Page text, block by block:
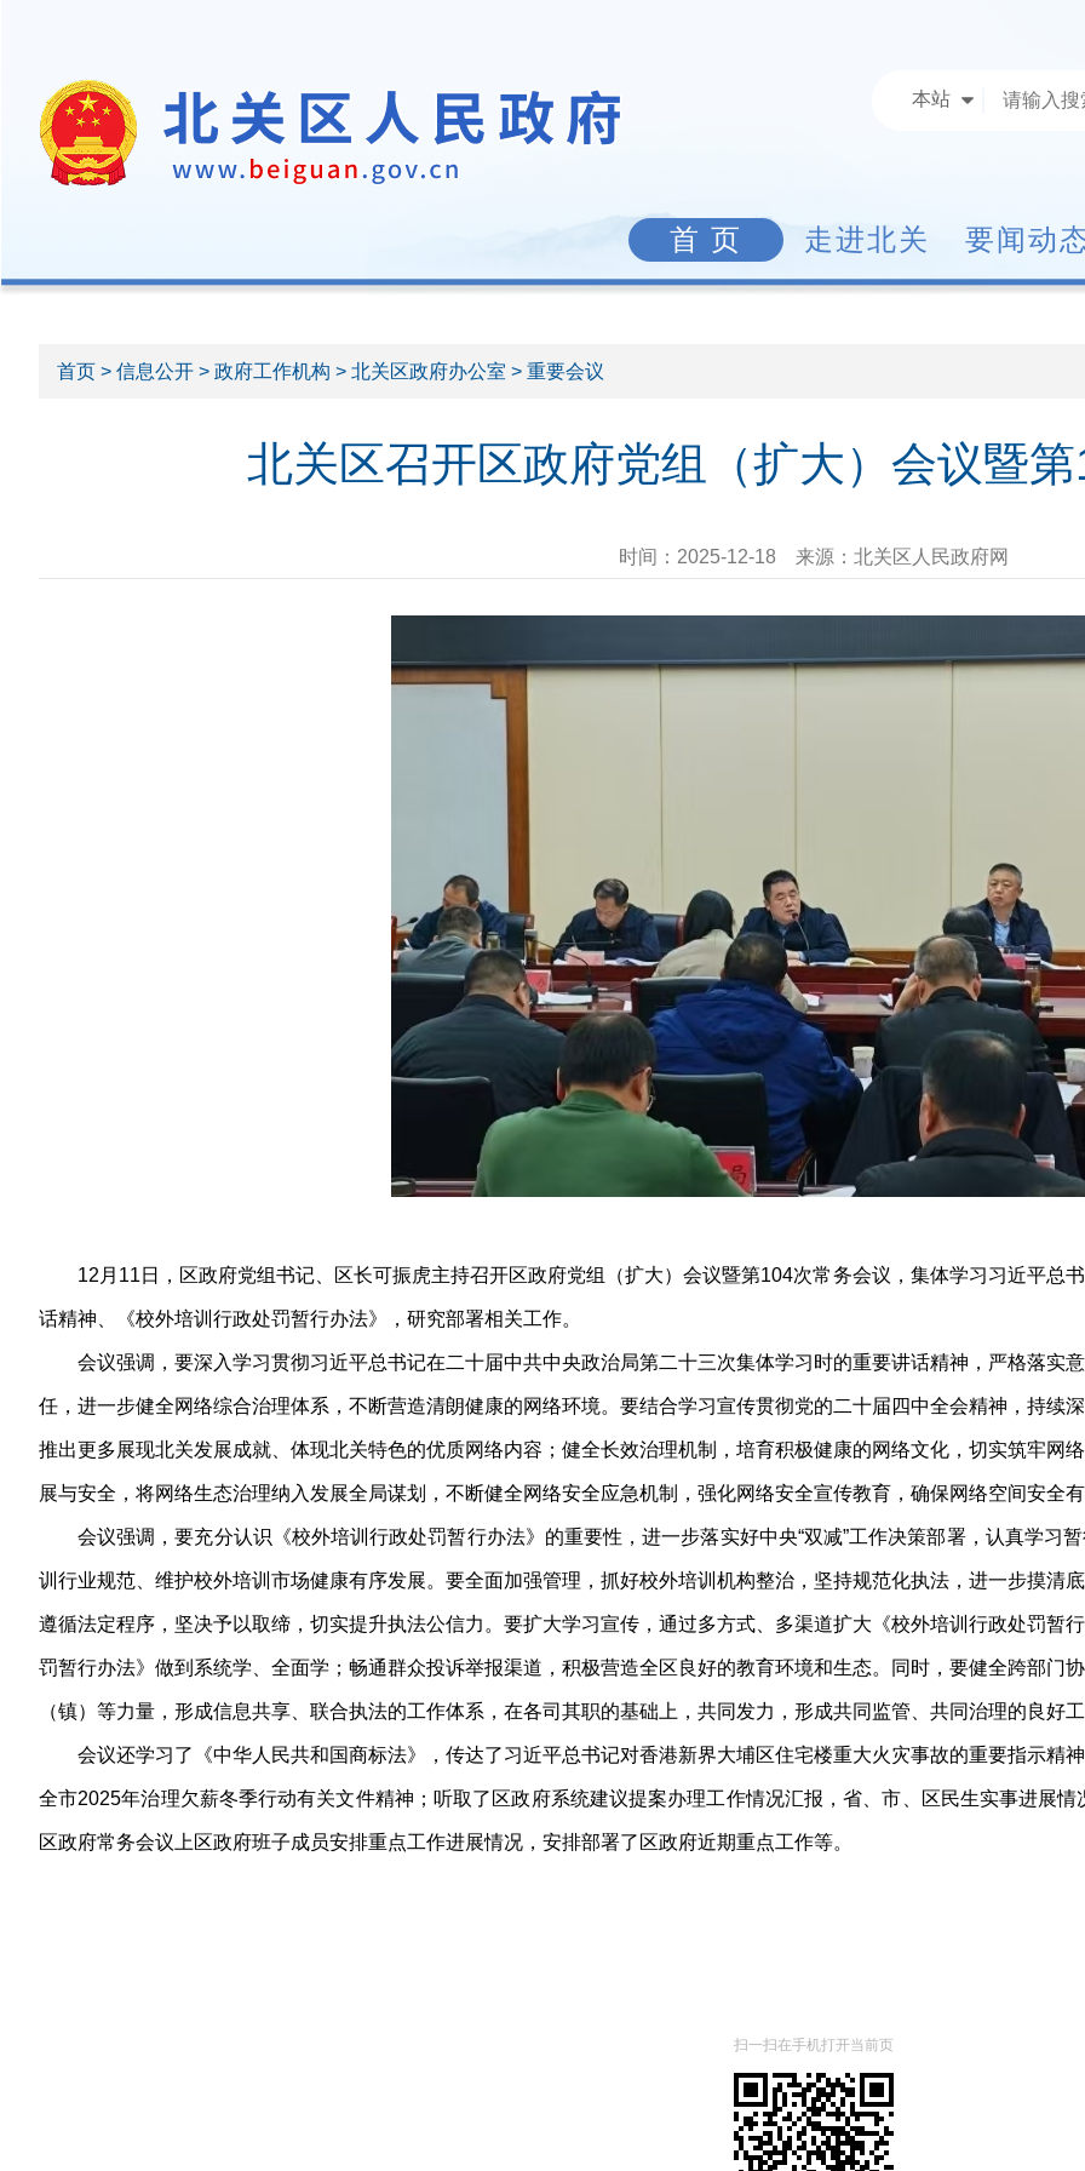
本站
首 页 走进北关 要闻动
首页 > 信息公开 > 政府工作机构 > 北关区政府办公室 > 重要会议
北关区召开区政府党组（扩大）会议暨
时间： 2025-12-18 来源： 北关区人民政府网
12月11日，区政府党组书记、区长可振虎主持召开区政府党组（扩大）会议暨第104次常务会议，集体学习习近平总
话精神、《校外培训行政处罚暂行办法》，研究部署相关工作。
会议强调，要深入学习贯彻习近平总书记在二十届中共中央政治局第二十三次集体学习时的重要讲话精神，严格落实
任，进一步健全网络综合治理体系，不断营造清朗健康的网络环境。要结合学习宣传贯彻党的二十届四中全会精神，持续
推出更多展现北关发展成就、体现北关特色的优质网络内容；健全长效治理机制，培育积极健康的网络文化，切实筑牢网
展与安全，将网络生态治理纳入发展全局谋划，不断健全网络安全应急机制，强化网络安全宣传教育，确保网络空间安全
会议强调，要充分认识《校外培训行政处罚暂行办法》的重要性，进一步落实好中央“双减”工作决策部署，认真学习
训行业规范、维护校外培训市场健康有序发展。要全面加强管理，抓好校外培训机构整治，坚持规范化执法，进一步摸清
遵循法定程序，坚决予以取缔，切实提升执法公信力。要扩大学习宣传，通过多方式、多渠道扩大《校外培训行政处罚暂
罚暂行办法》做到系统学、全面学；畅通群众投诉举报渠道，积极营造全区良好的教育环境和生态。同时，要健全跨部门
（镇）等力量，形成信息共享、联合执法的工作体系，在各司其职的基础上，共同发力，形成共同监管、共同治理的良好
会议还学习了《中华人民共和国商标法》，传达了习近平总书记对香港新界大埔区住宅楼重大火灾事故的重要指示精
全市2025年治理欠薪冬季行动有关文件精神；听取了区政府系统建议提案办理工作情况汇报，省、市、区民生实事进展
区政府常务会议上区政府班子成员安排重点工作进展情况，安排部署了区政府近期重点工作等。
扫一扫在手机打开当前页